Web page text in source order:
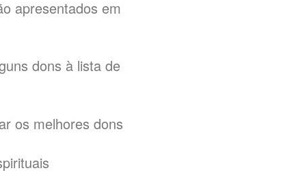
apresentados em
dons à lista de
os melhores dons